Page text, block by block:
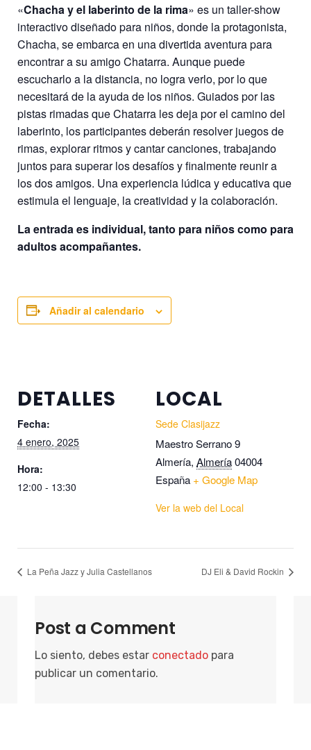
«Chacha y el laberinto de la rima» es un taller-show
interactivo diseñado para niños, donde la protagonista,
Chacha, se embarca en una divertida aventura para
encontrar a su amigo Chatarra. Aunque puede
escucharlo a la distancia, no logra verlo, por lo que
necesitará de la ayuda de los niños. Guiados por las
pistas rimadas que Chatarra les deja por el camino del
laberinto, los participantes deberán resolver juegos de
rimas, explorar ritmos y cantar canciones, trabajando
juntos para superar los desafíos y finalmente reunir a
los dos amigos. Una experiencia lúdica y educativa que
estimula el lenguaje, la creatividad y la colaboración.
La entrada es individual, tanto para niños como para
adultos acompañantes.
Añadir al calendario
DETALLES
Fecha:
4 enero, 2025
Hora:
12:00 - 13:30
LOCAL
Sede Clasijazz
Maestro Serrano 9
Almería, Almería04004
España + Google Map
Ver la web del Local
La Peña Jazz y Julia Castellanos DJ Eli & David Rockin
Post a Comment
Lo siento, debes estar conectado para
publicar un comentario.